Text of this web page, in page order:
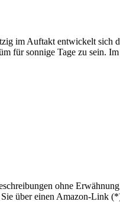
im Auftakt entwickelt sich
für sonnige Tage zu sein.
ohne
über einen Amazon-Link